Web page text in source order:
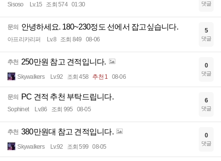
Sisoso Lv.15 조회 574 01:30 댓글
문의 안녕하세요. 180~230정도 선에서 잡고싶습니다.
아프리카리퍼 Lv.8 조회 849 08-06
5
댓글
추천 250만원 참고 견적입니다.
Skywalkers Lv.92 조회 458 추천 1 08-06
0
댓글
문의 PC 견적 추천 부탁드립니다.
Sophinet Lv.86 조회 995 08-05
6
댓글
추천 380만원대 참고 견적입니다.
Skywalkers Lv.92 조회 599 08-05
0
댓글